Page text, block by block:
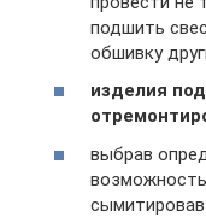
подшить
обшивку
изделия
выбрав